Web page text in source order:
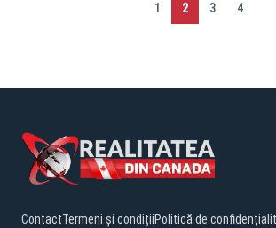
1 2 3 4
ContactTermeni și condițiiPolitică de